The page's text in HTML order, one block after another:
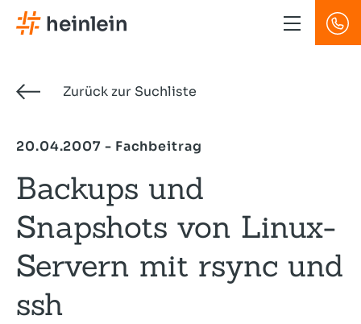
Direkt
zum
Zurück zur Suchliste
20.04.2007 - Fachbeitrag
Backups und
Snapshots von Linux-
Servern mit rsync und
ssh